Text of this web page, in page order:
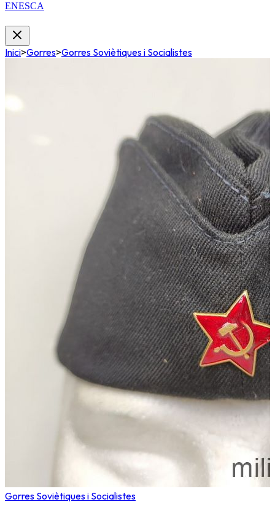
ENESCA
Inici>Gorres>Gorres Soviètiques i Socialistes
Gorres Soviètiques i Socialistes